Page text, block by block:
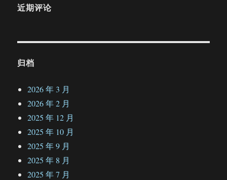
近期评论
归档
2026 年 3 月
2026 年 2 月
2025 年 12 月
2025 年 10 月
2025 年 9 月
2025 年 8 月
2025 年 7 月